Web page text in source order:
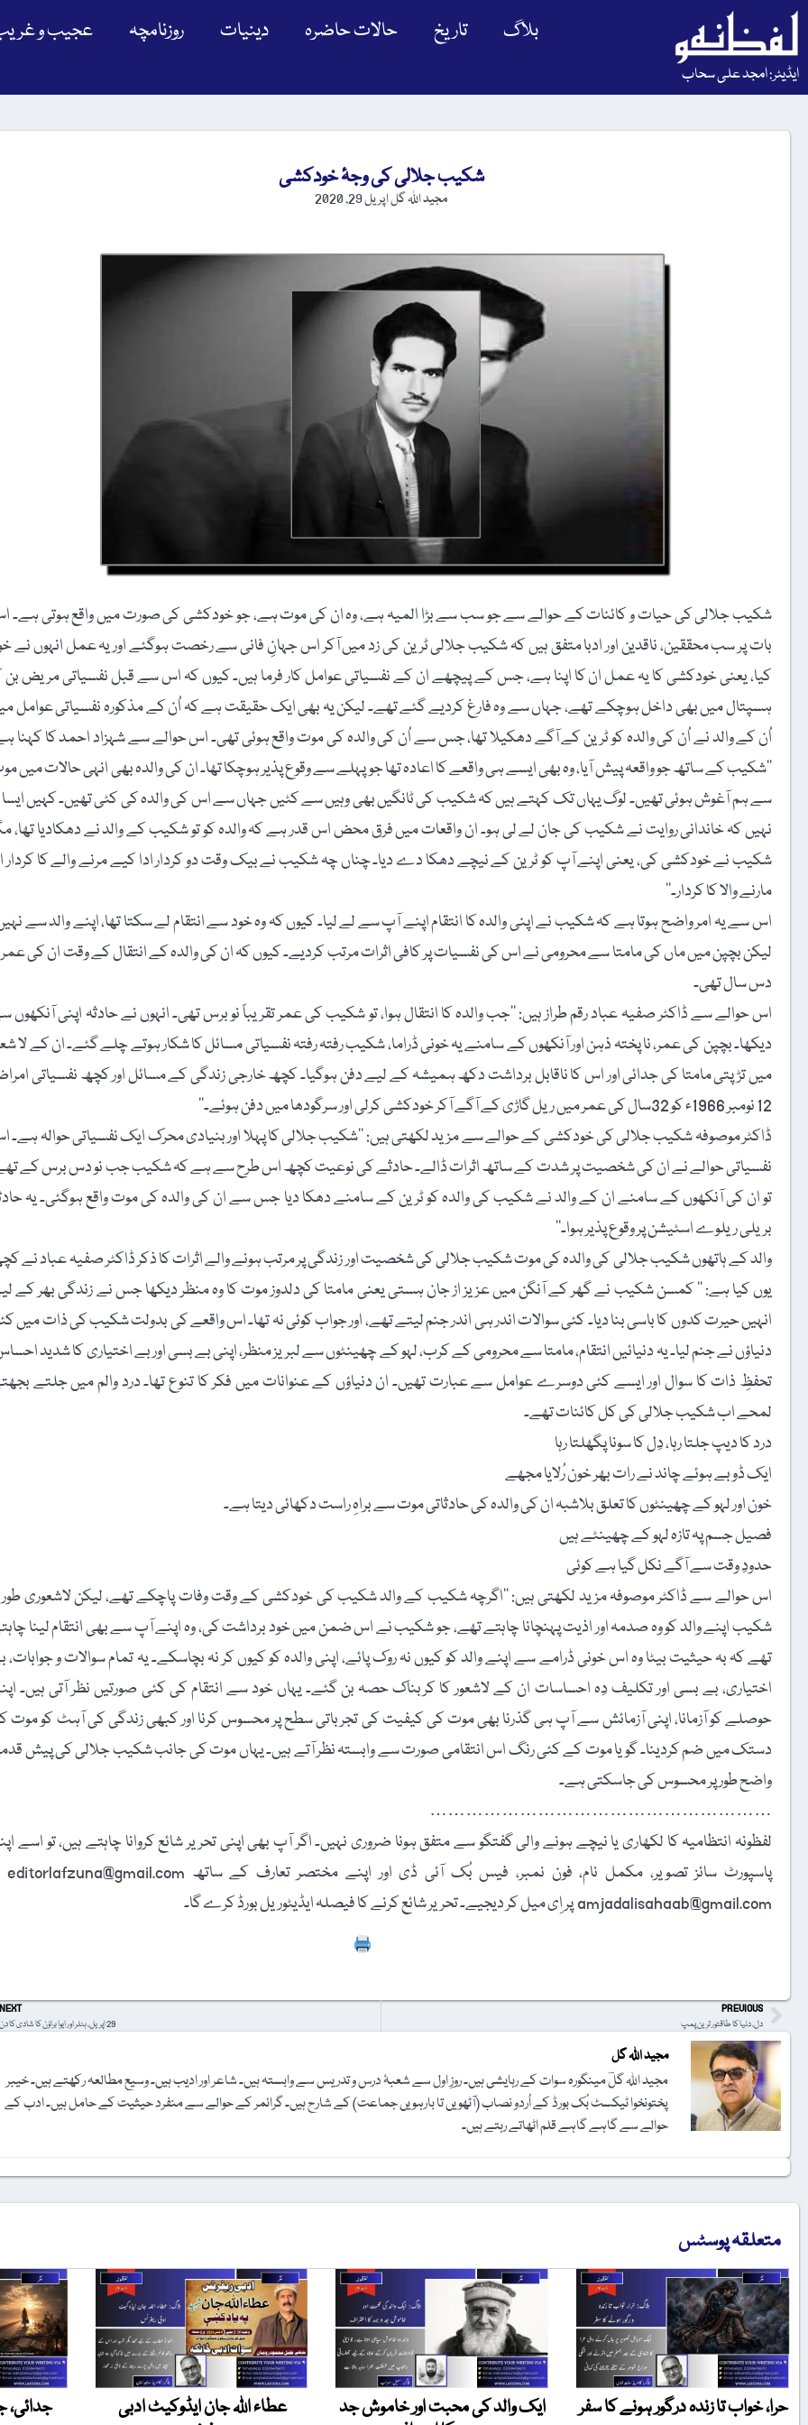
ایڈیٹر: امجد علی سحاب
بلاگ تاریخ حالات حاضرہ دینیات روزنامچہ عجیب و
شکیب جلالی کی وجۂ خودکشی
مجید اللہ گلاپریل 29, 2020
شکیب جلالی کی حیات و کائنات کے حوالے سے جو سب سے بڑا المیہ ہے، وہ ان کی موت ہے، جو خودکشی کی صورت میں واقع ہوتی ہے۔
بات پر سب محققین، ناقدین اور ادبا متفق ہیں کہ شکیب جلالی ٹرین کی زد میں آکر اس جہانِ فانی سے رخصت ہوگئے اور یہ عمل انہوں نے
کیا، یعنی خودکشی کا یہ عمل ان کا اپنا ہے، جس کے پیچھے ان کے نفسیاتی عوامل کار فرما ہیں۔ کیوں کہ اس سے قبل نفسیاتی مریض بن
ہسپتال میں بھی داخل ہوچکے تھے، جہاں سے وہ فارغ کردیے گئے تھے۔ لیکن یہ بھی ایک حقیقت ہے کہ اُن کے مذکورہ نفسیاتی عوامل
اُن کے والد نے اُن کی والدہ کو ٹرین کے آگے دھکیلا تھا، جس سے اُن کی والدہ کی موت واقع ہوئی تھی۔ اس حوالے سے شہزاد احمد کا کہنا
’’شکیب کے ساتھ جو واقعہ پیش آیا، وہ بھی ایسے ہی واقعے کا اعادہ تھا جو پہلے سے وقوع پذیر ہوچکا تھا۔ ان کی والدہ بھی انہی حالات میں
سے ہم آغوش ہوئی تھیں۔ لوگ یہاں تک کہتے ہیں کہ شکیب کی ٹانگیں بھی وہیں سے کٹیں جہاں سے اس کی والدہ کی کٹی تھیں۔ کہیں ایسا
نہیں کہ خاندانی روایت نے شکیب کی جان لے لی ہو۔ ان واقعات میں فرق محض اس قدر ہے کہ والدہ کو تو شکیب کے والد نے دھکادیا تھا،
شکیب نے خودکشی کی، یعنی اپنے آپ کو ٹرین کے نیچے دھکا دے دیا۔ چناں چہ شکیب نے بیک وقت دو کردار ادا کیے مرنے والے کا کردار
مارنے والا کا کردار۔‘‘
اس سے یہ امر واضح ہوتا ہے کہ شکیب نے اپنی والدہ کا انتقام اپنے آپ سے لے لیا۔ کیوں کہ وہ خود سے انتقام لے سکتا تھا، اپنے والد سے
لیکن بچپن میں ماں کی مامتا سے محرومی نے اس کی نفسیات پر کافی اثرات مرتب کردیے۔ کیوں کہ ان کی والدہ کے انتقال کے وقت ان کی عمر
دس سال تھی۔
اس حوالے سے ڈاکٹر صفیہ عباد رقم طراز ہیں: ’’جب والدہ کا انتقال ہوا، تو شکیب کی عمر تقریباً نو برس تھی۔ انہوں نے حادثہ اپنی آنکھوں
دیکھا۔ بچپن کی عمر، نا پختہ ذہن اور آنکھوں کے سامنے یہ خونی ڈراما، شکیب رفتہ رفتہ نفسیاتی مسائل کا شکار ہوتے چلے گئے۔ ان کے لا
میں تڑپتی مامتا کی جدائی اور اس کا ناقابل برداشت دکھ ہمیشہ کے لیے دفن ہوگیا۔ کچھ خارجی زندگی کے مسائل اور کچھ نفسیاتی
12 نومبر 1966ء کو 32سال کی عمر میں ریل گاڑی کے آگے آکر خودکشی کرلی اور سرگودھا میں دفن ہوئے۔‘‘
ڈاکٹر موصوفہ شکیب جلالی کی خودکشی کے حوالے سے مزید لکھتی ہیں: ’’شکیب جلالی کا پہلا اور بنیادی محرک ایک نفسیاتی حوالہ ہے۔
نفسیاتی حوالے نے ان کی شخصیت پر شدت کے ساتھ اثرات ڈالے۔ حادثے کی نوعیت کچھ اس طرح سے ہے کہ شکیب جب نو دس برس کے
تو ان کی آنکھوں کے سامنے ان کے والد نے شکیب کی والدہ کو ٹرین کے سامنے دھکا دیا جس سے ان کی والدہ کی موت واقع ہوگئی۔ یہ
بریلی ریلوے اسٹیشن پر وقوع پذیر ہوا۔‘‘
والد کے ہاتھوں شکیب جلالی کی والدہ کی موت شکیب جلالی کی شخصیت اور زندگی پر مرتب ہونے والے اثرات کا ذکر ڈاکٹر صفیہ عباد نے
یوں کیا ہے: ’’ کمسن شکیب نے گھر کے آنگن میں عزیز از جان ہستی یعنی مامتا کی دلدوز موت کا وہ منظر دیکھا جس نے زندگی بھر کے
انہیں حیرت کدوں کا باسی بنا دیا۔ کئی سوالات اندر ہی اندر جنم لیتے تھے، اور جواب کوئی نہ تھا۔ اس واقعے کی بدولت شکیب کی ذات میں
دنیاؤں نے جنم لیا۔ یہ دنیائیں انتقام، مامتا سے محرومی کے کرب، لہو کے چھینٹوں سے لبریز منظر، اپنی بے بسی اور بے اختیاری کا شدید
تحفظِ ذات کا سوال اور ایسے کئی دوسرے عوامل سے عبارت تھیں۔ ان دنیاؤں کے عنوانات میں فکر کا تنوع تھا۔ درد والم میں جلتے
لمحے اب شکیب جلالی کی کل کائنات تھے۔
درد کا دیپ جلتا رہا، دِل کا سونا پگھلتا رہا
ایک ڈوبے ہوئے چاند نے رات بھر خون رُلایا مجھے
خون اور لہو کے چھینٹوں کا تعلق بلاشبہ ان کی والدہ کی حادثاتی موت سے براہِ راست دکھائی دیتا ہے۔
فصیل جسم پہ تازہ لہو کے چھینٹے ہیں
حدودِ وقت سے آگے نکل گیا ہے کوئی
اس حوالے سے ڈاکٹر موصوفہ مزید لکھتی ہیں: ’’اگرچہ شکیب کے والد شکیب کی خودکشی کے وقت وفات پاچکے تھے، لیکن لاشعوری طور
شکیب اپنے والد کو وہ صدمہ اور اذیت پہنچانا چاہتے تھے، جو شکیب نے اس ضمن میں خود برداشت کی، وہ اپنے آپ سے بھی انتقام لینا
تھے کہ بہ حیثیت بیٹا وہ اس خونی ڈرامے سے اپنے والد کو کیوں نہ روک پائے، اپنی والدہ کو کیوں کر نہ بچاسکے۔ یہ تمام سوالات و جوابات،
اختیاری، بے بسی اور تکلیف دِہ احساسات ان کے لاشعور کا کربناک حصہ بن گئے۔ یہاں خود سے انتقام کی کئی صورتیں نظر آتی ہیں۔
حوصلے کو آزمانا، اپنی آزمائش سے آپ ہی گذرنا بھی موت کی کیفیت کی تجرباتی سطح پر محسوس کرنا اور کبھی زندگی کی آہٹ کو موت
دستک میں ضم کردینا۔ گویا موت کے کئی رنگ اس انتقامی صورت سے وابستہ نظر آتے ہیں۔ یہاں موت کی جانب شکیب جلالی کی پیش
واضح طور پر محسوس کی جاسکتی ہے۔
…………………………………………………
لفظونہ انتظامیہ کا لکھاری یا نیچے ہونے والی گفتگو سے متفق ہونا ضروری نہیں۔ اگر آپ بھی اپنی تحریر شائع کروانا چاہتے ہیں، تو اسے
amjadalisahaab@gmail.com پر اِی میل کر دیجیے۔ تحریر شائع کرنے کا فیصلہ ایڈیٹوریل بورڈ کرے گا۔
PREVIOUS
دل، دنیا کا طاقتور ترین پمپ
NEXT
29 اپریل، ہٹلر اور ایوا براؤن کا شادی کا دن
مجید اللہ گل
مجید اللہ گلؔ مینگورہ سوات کے رہایشی ہیں۔ روزِ اول سے شعبۂ درس و تدریس سے وابستہ ہیں۔ شاعر اور ادیب ہیں۔ وسیع مطالعہ رکھتے ہیں۔ خیبر
پختونخوا ٹیکسٹ بُک بورڈ کے اُردو نصاب (آٹھویں تا بارہویں جماعت) کے شارح ہیں۔ گرائمر کے حوالے سے منفرد حیثیت کے حامل ہیں۔ ادب کے
حوالے سے گاہے گاہے قلم اٹھاتے رہتے ہیں۔
متعلقہ پوسٹس
حرا، خواب تا زندہ درگور ہونے کا سفر
ایک والد کی محبت اور خاموش جد
عطاء اللہ جان ایڈوکیٹ ادبی
جدائی،